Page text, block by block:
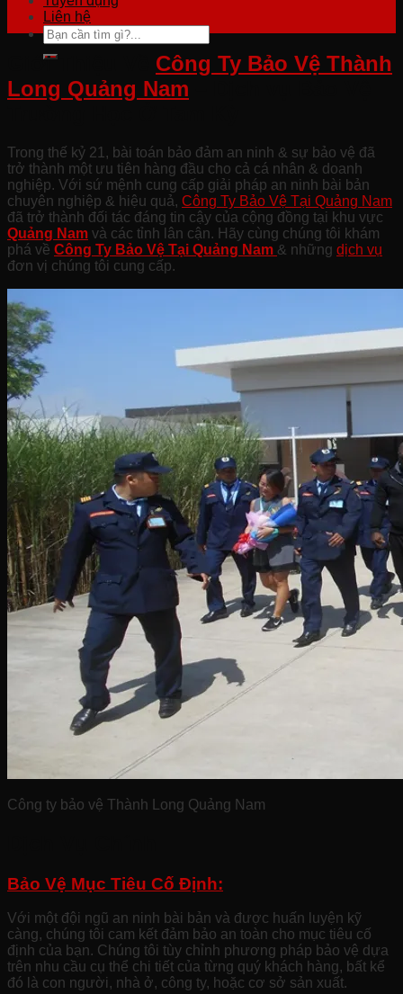
Liên hệ
Giới Thiệu Về Công Ty Bảo Vệ Thành
Long Quảng Nam
Trong thế kỷ 21, bài toán bảo đảm an ninh & sự bảo vệ đã
trở thành một ưu tiên hàng đầu cho cả cá nhân & doanh
nghiệp. Với sứ mệnh cung cấp giải pháp an ninh bài bản
chuyên nghiệp & hiệu quả, Công Ty Bảo Vệ Tại Quảng Nam
đã trở thành đối tác đáng tin cậy của cộng đồng tại khu vực
Quảng Nam và các tỉnh lân cận. Hãy cùng chúng tôi khám
phá về Công Ty Bảo Vệ Tại Quảng Nam & những dịch vụ
đơn vị chúng tôi cung cấp.
Công ty bảo vệ Thành Long Quảng Nam
Bảo Vệ Mục Tiêu Cố Định:
Với một đội ngũ an ninh bài bản và được huấn luyện kỹ
càng, chúng tôi cam kết đảm bảo an toàn cho mục tiêu cố
định của bạn. Chúng tôi tùy chỉnh phương pháp bảo vệ dựa
trên nhu cầu cụ thể chi tiết của từng quý khách hàng, bất kể
đó là con người, nhà ở, công ty, hoặc cơ sở sản xuất.